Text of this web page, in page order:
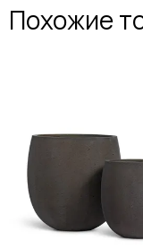
Похожие